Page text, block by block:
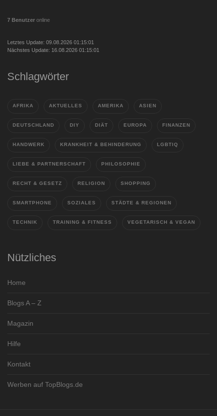
7 Benutzer online
Letztes Update: 09.08.2026 01:15:01
Nächstes Update: 16.08.2026 01:15:01
Schlagwörter
AFRIKA AKTUELLES AMERIKA ASIEN
DEUTSCHLAND DIY DIÄT EUROPA FINANZEN
HANDWERK KRANKHEIT & BEHINDERUNG LGBTIQ
LIEBE & PARTNERSCHAFT PHILOSOPHIE
RECHT & GESETZ RELIGION SHOPPING
SMARTPHONE SOZIALES STÄDTE & REGIONEN
TECHNIK TRAINING & FITNESS VEGETARISCH & VEGAN
Nützliches
Home
Blogs A – Z
Magazin
Hilfe
Kontakt
Werben auf TopBlogs.de